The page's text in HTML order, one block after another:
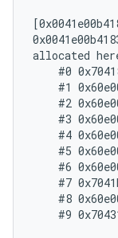
allocated
#0
#1
#2
#3
#4
#5
#6
#7
#8
#9